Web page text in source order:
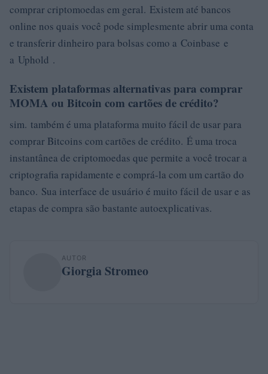
comprar criptomoedas em geral. Existem até bancos
online nos quais você pode simplesmente abrir uma conta
e transferir dinheiro para bolsas como a Coinbase e
a Uphold .
Existem plataformas alternativas para comprar
MOMA ou Bitcoin com cartões de crédito?
sim. também é uma plataforma muito fácil de usar para
comprar Bitcoins com cartões de crédito. É uma troca
instantânea de criptomoedas que permite a você trocar a
criptografia rapidamente e comprá-la com um cartão do
banco. Sua interface de usuário é muito fácil de usar e as
etapas de compra são bastante autoexplicativas.
AUTOR
Giorgia Stromeo